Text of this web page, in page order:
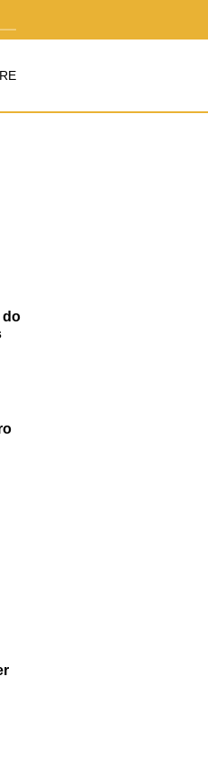
do